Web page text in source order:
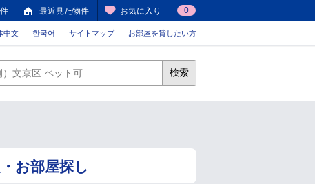
最近見た物件 お気に入り 0
中文 한국어 サイトマップ お部屋を貸したい方
検索
お部屋探し